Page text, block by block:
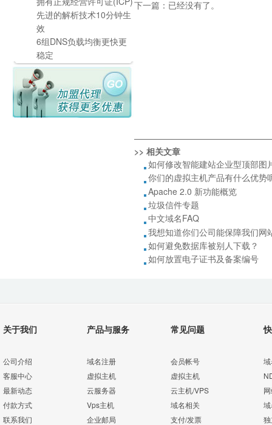
先进的解析技术10分钟生
效
6组DNS负载均衡更快更
稳定
下一篇：已经没有了。
>> 相关文章
如何修改智能建站企业型顶部图
你们的虚拟主机产品有什么优势
Apache 2.0 新功能概览
垃圾信件专题
中文域名FAQ
我想知道你们公司能保障我们网
如何避免数据库被别人下载？
如何放置电子证书及备案编号
关于我们
公司介绍
客服中心
最新动态
付款方式
联系我们
产品与服务
域名注册
虚拟主机
云服务器
Vps主机
企业邮局
常见问题
会员帐号
虚拟主机
云主机/VPS
域名相关
支付/发票